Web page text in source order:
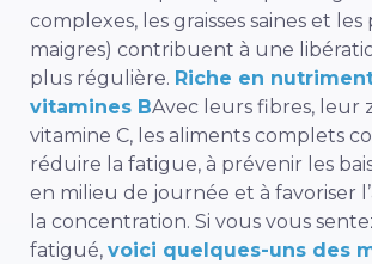
complexes, les graisses saines et
maigres) contribuent à une
plus régulière. Riche en
vitamines BAvec leurs fibres, leur
vitamine C, les aliments complets
réduire la fatigue, à prévenir les
en milieu de journée et à favoriser
la concentration. Si vous vous
fatigué, voici quelques-uns des